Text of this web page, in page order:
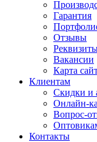
Гарантия
Отзывы
Вакансии
Карта
Клиентам
Скидки и
Онлайн-
Вопрос-
Контакты